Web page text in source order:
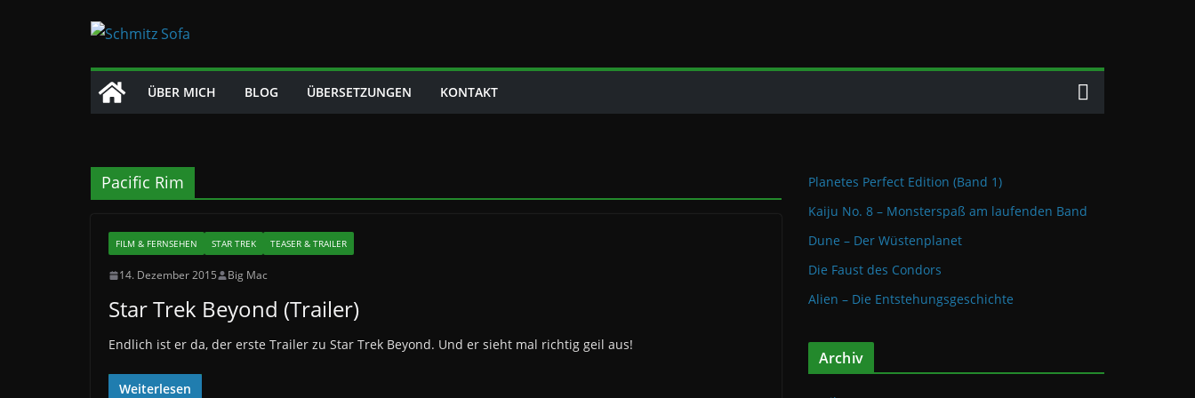
ÜBER MICH BLOG ÜBERSETZUNGEN KONTAKT
Pacific Rim
FILM & FERNSEHEN STAR TREK TEASER & TRAILER
14. Dezember 2015 Big Mac
Star Trek Beyond (Trailer)
Endlich ist er da, der erste Trailer zu Star Trek Beyond. Und er sieht mal richtig geil aus!
Weiterlesen
Planetes Perfect Edition (Band 1)
Kaiju No. 8 – Monsterspaß am laufenden Band
Dune – Der Wüstenplanet
Die Faust des Condors
Alien – Die Entstehungsgeschichte
Archiv